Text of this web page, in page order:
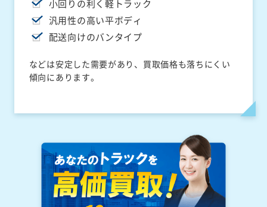
小回りの利く軽トラック
汎用性の高い平ボディ
配送向けのバンタイプ
などは安定した需要があり、買取価格も落ちにくい
傾向にあります。